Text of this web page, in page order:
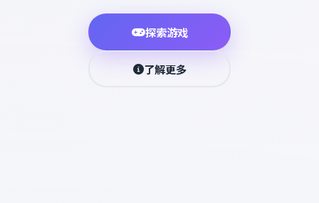
探索游戏
了解更多